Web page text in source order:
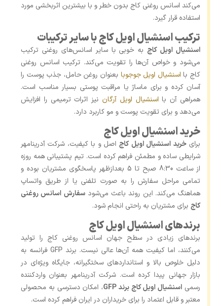
می‌کند اسانس روغنی کاج بدون خطر و با بیشترین اثربخشی مورد
استفاده قرار گیرد.
ترکیب اسنشیال اویل کاج با سایر ترکیبات
اسنشیال اویل کاج به‌ خوبی با سایر اسانس‌های روغنی ترکیب
می‌شود و خواص آن‌ها را تقویت می‌کند. ترکیب اسانس روغنی
کاج با اسنشیال اویل جوجوبا بعنوان روغن حامل، جذب پوست را
آسان کرده و برای ماساژ یا مراقبت پوستی بسیار مناسب است.
همراهی آن با اسنشیال اویل آرگان نیز اثرات ترمیمی را افزایش
می‌دهد و برای تقویت پوست و مو کاربرد دارد.
خرید اسنشیال اویل کاج
برایخرید اسنشیال اویل کاج اصل و با کیفیت، شرکت آدرینامهر
شرایطی ساده و مطمئن فراهم کرده است. تیم پشتیبانی همه روزه
از ساعت 8:30 صبح تا 5 بعدازظهر پاسخگوی مشتریان بوده و
تمامی مراحل سفارش را به صورت تلفنی یا از طریق واتساپ
هماهنگ می‌کند. این روند باعث می‌شودسفارش اسانس روغنی
کاج برای مشتریان به راحتی انجام شود.
برندهای اسنشیال اویل کاج
برندهای زیادی در سطح جهان اسانس روغنی کاج را تولید
می‌کنند، اما کیفیت همه آن‌ها عالی نیست. برند GFP فرانسه به
دلیل خلوص بالا و استانداردهای سختگیرانه، جایگاه ویژه‌ای در
بازار جهانی پیدا کرده است. شرکت آدرینامهر بعنوان واردکننده
رسمی اسنشیال اویل کاج برند GFP
، امکان دسترسی به محصولی
معتبر و قابل اعتماد را برای خریداران در ایران فراهم کرده است.